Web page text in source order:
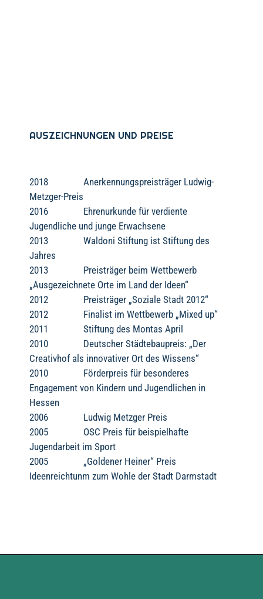
AUSZEICHNUNGEN UND PREISE
2018 Anerkennungspreisträger Ludwig-
Metzger-Preis
2016 Ehrenurkunde für verdiente
Jugendliche und junge Erwachsene
2013 Waldoni Stiftung ist Stiftung des
Jahres
2013 Preisträger beim Wettbewerb
„Ausgezeichnete Orte im Land der Ideen“
2012 Preisträger „Soziale Stadt 2012“
2012 Finalist im Wettbewerb „Mixed up“
2011 Stiftung des Montas April
2010 Deutscher Städtebaupreis: „Der
Creativhof als innovativer Ort des Wissens“
2010 Förderpreis für besonderes
Engagement von Kindern und Jugendlichen in
Hessen
2006 Ludwig Metzger Preis
2005 OSC Preis für beispielhafte
Jugendarbeit im Sport
2005 „Goldener Heiner“ Preis
Ideenreichtunm zum Wohle der Stadt Darmstadt